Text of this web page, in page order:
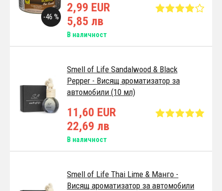
-46 %
2,99 EUR
5,85 лв
В наличност
Smell of Life Sandalwood & Black
Pepper - Висящ ароматизатор за
автомобили (10 мл)
11,60 EUR
22,69 лв
В наличност
Smell of Life Thai Lime & Манго -
Висящ ароматизатор за автомобили